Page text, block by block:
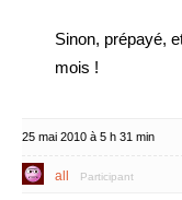
Sinon, prépayé,
mois !
25 mai 2010 à 5 h 31 min
all Participant